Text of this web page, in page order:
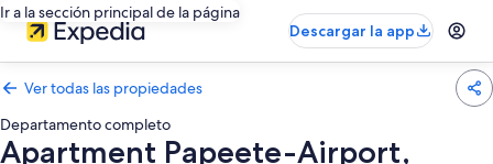
Ir a la sección principal de la página
Descargar la app
Ver todas las propiedades
Departamento completo
Apartment Papeete-Airport,